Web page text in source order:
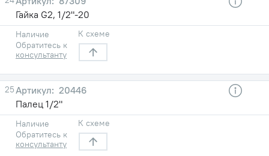
Гайка G2, 1/2"-20
Наличие
Обратитесь к
консультанту
К схеме
25
20446
Палец 1/2"
Наличие
Обратитесь к
консультанту
К схеме